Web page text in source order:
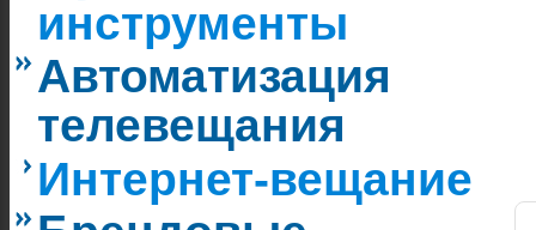
инструменты
Автоматизация
телевещания
Интернет-вещание